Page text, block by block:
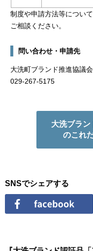
制度や申請方法等につい
ご相談ください。
問い合わせ・申請先
大洗町ブランド推進協議
029-267-5175
大洗ブラ
のこれ
SNSでシェアする